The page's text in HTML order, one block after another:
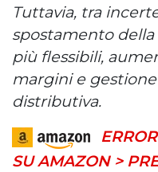
Tuttavia, tra
spostamento
più flessibili,
margini e
distributiva.
SU AMAZON >